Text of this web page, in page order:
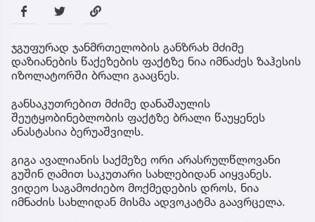
ჯგუფურად ჯანმრთელობის განზრახ მძიმე
დაზიანების წაქეზების ფაქტზე ნია იმნაძეს ზაჰესის
იზოლატორში ბრალი გააცნეს.
განსაკუთრებით მძიმე დანაშაულის
შეუტყობინებლობის ფაქტზე ბრალი წაუყენეს
ანასტასია ბერუაშვილს.
გიგა ავალიანის საქმეზე ორი არასრულწლოვანი
გუშინ ღამით საკუთარი სახლებიდან აიყვანეს.
ვიდეო საგამოძიებო მოქმედების დროს, ნია
იმნაძის სახლიდან მისმა ადვოკატმა გაავრცელა.